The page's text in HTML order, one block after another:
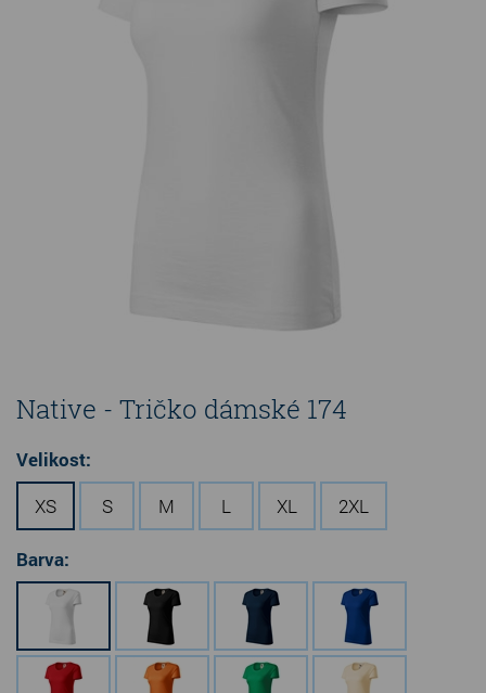
Native - Tričko dámské 174
Velikost:
XS
S M L XL 2XL
Barva: